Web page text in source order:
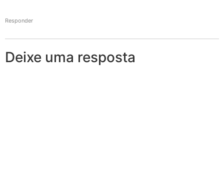
Responder
Deixe uma resposta